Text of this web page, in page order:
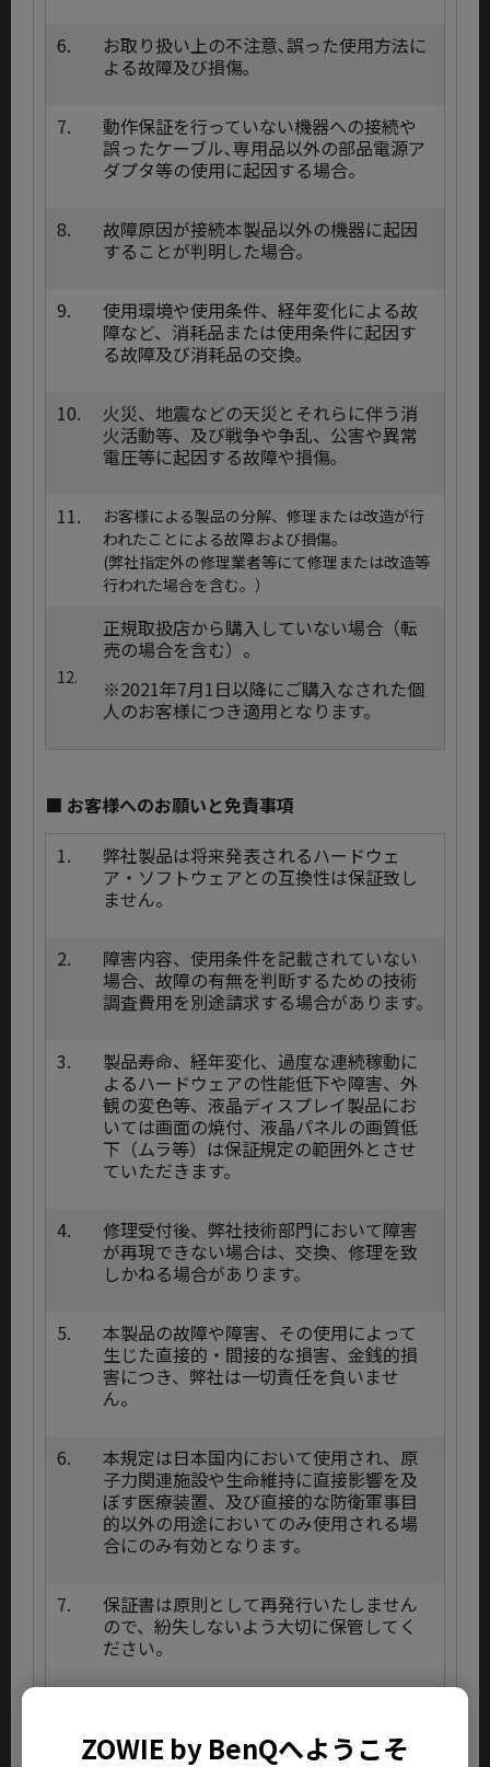
ZOWIE by BenQへようこそ
6.
お取り扱い上の不注意､誤った使用方法に
よる故障及び損傷｡
7.
動作保証を行っていない機器への接続や
誤ったケーブル､専用品以外の部品電源ア
ダプタ等の使用に起因する場合。
8.
故障原因が接続本製品以外の機器に起因
することが判明した場合。
9.
使用環境や使用条件、経年変化による故
障など、消耗品または使用条件に起因す
る故障及び消耗品の交換｡
10.
火災、地震などの天災とそれらに伴う消
火活動等、及び戦争や争乱、公害や異常
電圧等に起因する故障や損傷｡
11.
お客様による製品の分解、修理または改造が行
われたことによる故障および損傷。
(弊社指定外の修理業者等にて修理または改造等
行われた場合を含む。）
12.
正規取扱店から購入していない場合（転
売の場合を含む）。
※2021年7月1日以降にご購入なされた個
人のお客様につき適用となります。
■ お客様へのお願いと免責事項
1.
弊社製品は将来発表されるハードウェ
ア・ソフトウェアとの互換性は保証致し
ません。
2.
障害内容、使用条件を記載されていない
場合、故障の有無を判断するための技術
調査費用を別途請求する場合があります。
3.
製品寿命、経年変化、過度な連続稼動に
よるハードウェアの性能低下や障害、外
観の変色等、液晶ディスプレイ製品にお
いては画面の焼付、液晶パネルの画質低
下（ムラ等）は保証規定の範囲外とさせ
ていただきます。
4.
修理受付後、弊社技術部門において障害
が再現できない場合は、交換、修理を致
しかねる場合があります。
5.
本製品の故障や障害、その使用によって
生じた直接的・間接的な損害、金銭的損
害につき、弊社は一切責任を負いませ
ん。
6.
本規定は日本国内において使用され、原
子力関連施設や生命維持に直接影響を及
ぼす医療装置、及び直接的な防衛軍事目
的以外の用途においてのみ使用される場
合にのみ有効となります。
7.
保証書は原則として再発行いたしません
ので、紛失しないよう大切に保管してく
ださい。
了承ください。